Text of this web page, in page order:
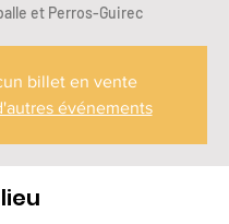
et Perros-Guirec
billet en vente
événements